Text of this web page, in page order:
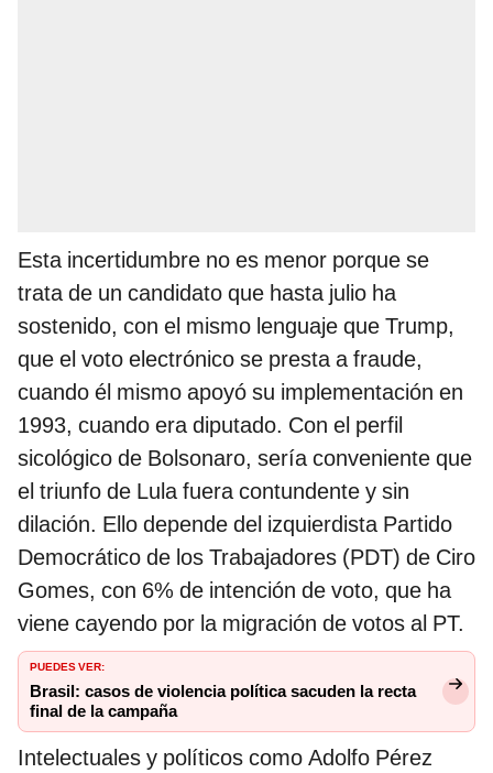
Esta incertidumbre no es menor porque se
trata de un candidato que hasta julio ha
sostenido, con el mismo lenguaje que Trump,
que el voto electrónico se presta a fraude,
cuando él mismo apoyó su implementación en
1993, cuando era diputado. Con el perfil
sicológico de Bolsonaro, sería conveniente que
el triunfo de Lula fuera contundente y sin
dilación. Ello depende del izquierdista Partido
Democrático de los Trabajadores (PDT) de Ciro
Gomes, con 6% de intención de voto, que ha
viene cayendo por la migración de votos al PT.
PUEDES VER:
Brasil: casos de violencia política sacuden la recta
final de la campaña
Intelectuales y políticos como Adolfo Pérez